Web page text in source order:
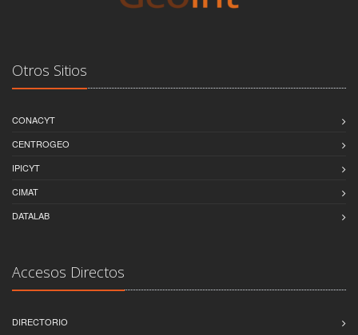
Otros Sitios
CONACYT
CENTROGEO
IPICYT
CIMAT
DATALAB
Accesos Directos
DIRECTORIO